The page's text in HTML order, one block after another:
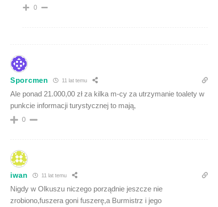
0
Sporcmen 11 lat temu
Ale ponad 21.000,00 zł za kilka m-cy za utrzymanie toalety w
punkcie informacji turystycznej to mają,
0
iwan 11 lat temu
Nigdy w Olkuszu niczego porządnie jeszcze nie
zrobiono,fuszera goni fuszerę,a Burmistrz i jego